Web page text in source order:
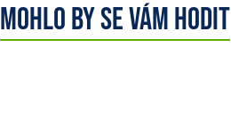
Mohlo by se vám hodit